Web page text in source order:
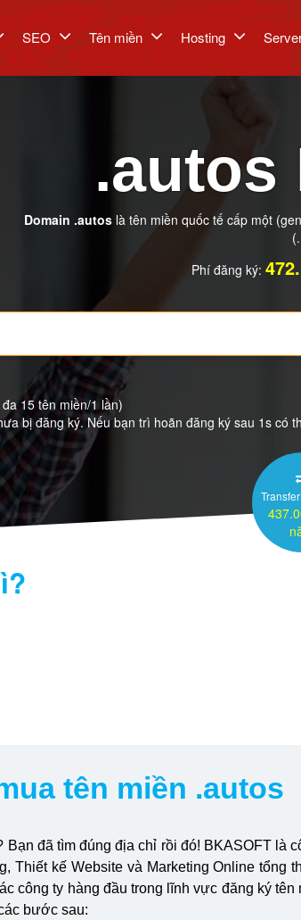
SEO Tên miền Hosting
.autos
Domain .autos là tên miền quốc tế cấp một
Phí đăng ký:
15 tên miền/1 lần)
bị đăng ký. Nếu bạn trì hoãn đăng ký sau 1s có
tên miền .autos
Bạn đã tìm đúng địa chỉ rồi đó! BKASOFT là
Thiết kế Website và Marketing Online tổng
công ty hàng đầu trong lĩnh vực đăng ký tên
bước sau: